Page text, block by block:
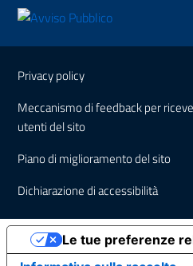
Sezione Link Utili
Privacy policy
Meccanismo di feedback per
utenti del sito
Piano di miglioramento del sito
Dichiarazione di accessibilità
Le tue preferenze